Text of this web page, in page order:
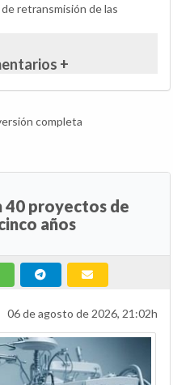
retransmisión de las
+
completa
40 proyectos de
años
06 de agosto de 2026, 21:02h